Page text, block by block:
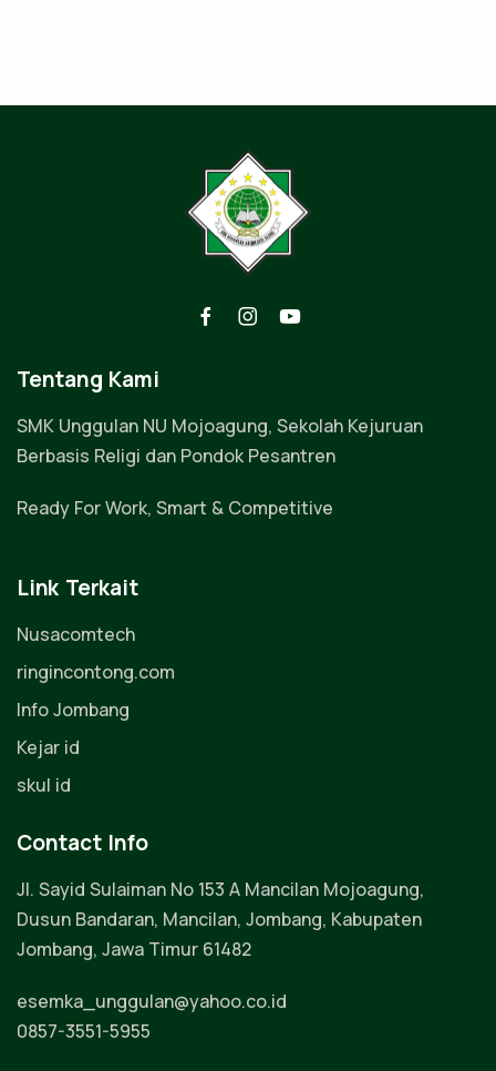
Tentang Kami
SMK Unggulan NU Mojoagung, Sekolah Kejuruan
Berbasis Religi dan Pondok Pesantren
Ready For Work, Smart & Competitive
Link Terkait
Nusacomtech
ringincontong.com
Info Jombang
Kejar id
skul id
Contact Info
Jl. Sayid Sulaiman No 153 A Mancilan Mojoagung,
Dusun Bandaran, Mancilan, Jombang, Kabupaten
Jombang, Jawa Timur 61482
esemka_unggulan@yahoo.co.id
0857-3551-5955